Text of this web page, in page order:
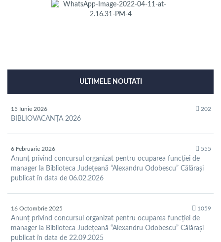
ULTIMELE NOUTATI
15 Iunie 2026 202
BIBLIOVACANȚA 2026
6 Februarie 2026 555
Anunț privind concursul organizat pentru ocuparea funcției de
manager la Biblioteca Județeană “Alexandru Odobescu” Călărași
publicat în data de 06.02.2026
16 Octombrie 2025 1059
Anunț privind concursul organizat pentru ocuparea funcției de
manager la Biblioteca Județeană “Alexandru Odobescu” Călărași
publicat în data de 22.09.2025